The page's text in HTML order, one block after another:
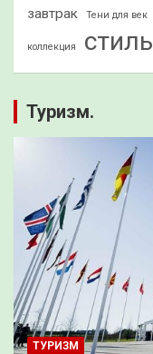
завтрак
Тени для век
коллекция стиль
Туризм.
ТУРИЗМ